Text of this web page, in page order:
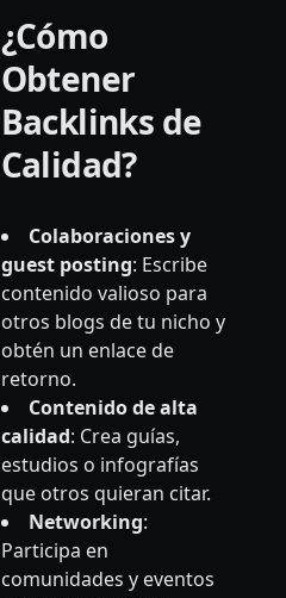
¿Cómo
Obtener
Backlinks de
Calidad?
Colaboraciones y
guest posting: Escribe
contenido valioso para
otros blogs de tu nicho y
obtén un enlace de
retorno.
Contenido de alta
calidad: Crea guías,
estudios o infografías
que otros quieran citar.
Networking:
Participa en
comunidades y eventos